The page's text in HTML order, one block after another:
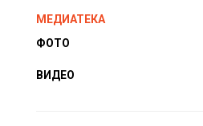
МЕДИАТЕКА
ФОТО
ВИДЕО